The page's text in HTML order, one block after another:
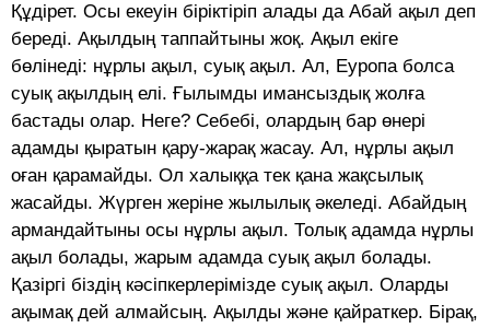
Құдірет. Осы екеуін біріктіріп алады да Абай ақыл деп
береді. Ақылдың таппайтыны жоқ. Ақыл екіге
бөлінеді: нұрлы ақыл, суық ақыл. Ал, Еуропа болса
суық ақылдың елі. Ғылымды имансыздық жолға
бастады олар. Неге? Себебі, олардың бар өнері
адамды қыратын қару-жарақ жасау. Ал, нұрлы ақыл
оған қарамайды. Ол халыққа тек қана жақсылық
жасайды. Жүрген жеріне жылылық әкеледі. Абайдың
армандайтыны осы нұрлы ақыл. Толық адамда нұрлы
ақыл болады, жарым адамда суық ақыл болады.
Қазіргі біздің кәсіпкерлерімізде суық ақыл. Оларды
ақымақ дей алмайсың. Ақылды және қайраткер. Бірақ,